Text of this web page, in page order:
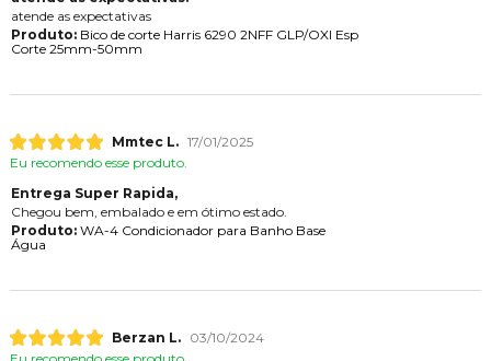
atende as expectativas
Produto:Bico de corte Harris 6290 2NFF GLP/OXI Esp
Corte 25mm-50mm
Mmtec L. 17/01/2025
Eu recomendo esse produto.
Entrega Super Rapida,
Chegou bem, embalado e em ótimo estado.
Produto:WA-4 Condicionador para Banho Base
Água
Berzan L.
03/10/2024